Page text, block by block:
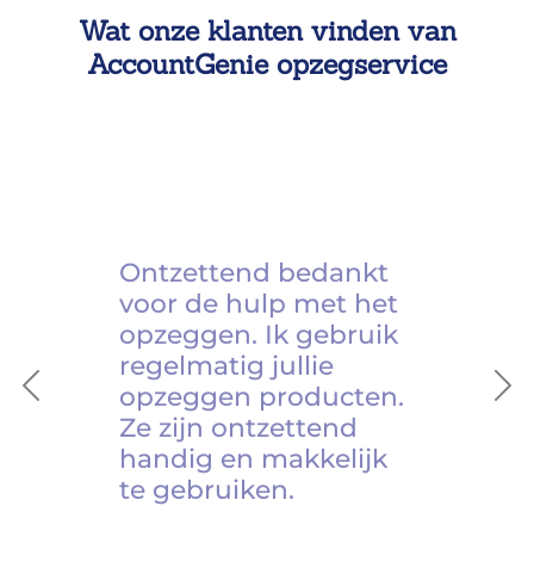
Wat onze klanten vinden van
AccountGenie opzegservice
Previous
Ontzettend bedankt
voor de hulp met het
opzeggen. Ik gebruik
regelmatig jullie
opzeggen producten.
Ze zijn ontzettend
handig en makkelijk
te gebruiken.